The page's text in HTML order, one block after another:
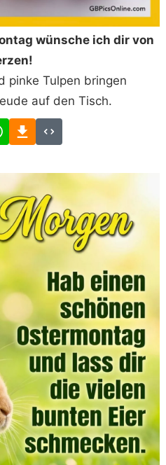
wünsche ich dir von
pinke Tulpen bringen
auf den Tisch.